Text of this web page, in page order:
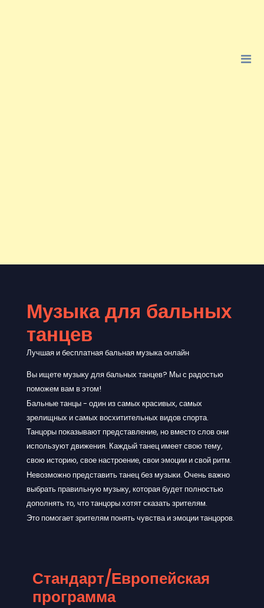
Музыка для бальных
танцев
Лучшая и бесплатная бальная музыка онлайн
Вы ищете музыку для бальных танцев? Мы с радостью
поможем вам в этом!
Бальные танцы - один из самых красивых, самых
зрелищных и самых восхитительных видов спорта.
Танцоры показывают представление, но вместо слов они
используют движения. Каждый танец имеет свою тему,
свою историю, свое настроение, свои эмоции и свой ритм.
Невозможно представить танец без музыки. Очень важно
выбрать правильную музыку, которая будет полностью
дополнять то, что танцоры хотят сказать зрителям.
Это помогает зрителям понять чувства и эмоции танцоров.
Стандарт/Европейская
программа